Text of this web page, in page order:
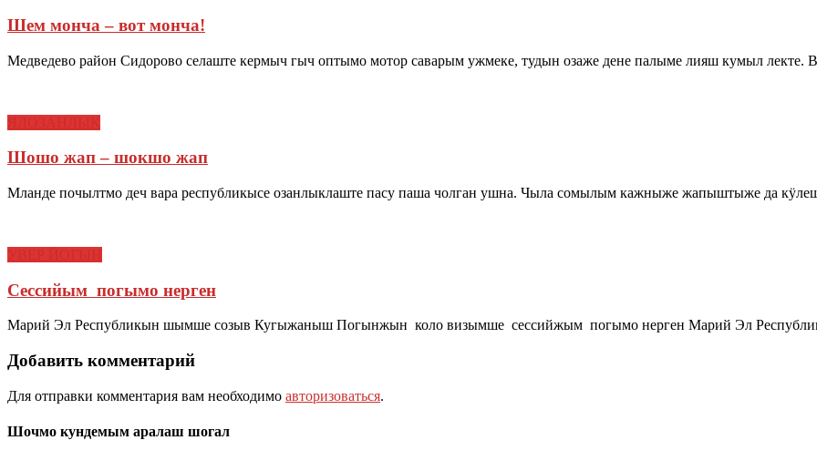
Шем монча – вот монча!
Медведево район Сидорово селаште кермыч гыч оптымо мотор саварым ужмеке, тудын озаже дене палыме лияш кумыл лекте.
Шошо жап – шокшо жап
Мланде почылтмо деч вара республикысе озанлыклаште пасу паша чолган ушна. Чыла сомылым кажныже жапыштыже да
Сессийым погымо нерген
Марий Эл Республикын шымше созыв Кугыжаныш Погынжын коло визымше сессийжым погымо нерген Марий Эл
Добавить комментарий
Для отправки комментария вам необходимо авторизоваться.
Шочмо кундемым аралаш шогал